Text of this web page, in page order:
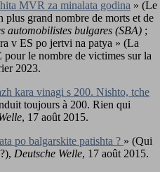
MVR za minalata godina » (Le
plus grand nombre de morts et de
automobilistes bulgares (SBA) ;
v ES po jertvi na patya » (La
pour le nombre de victimes sur la
2023.
kara vinagi s 200. Nishto, tche
toujours à 200. Rien qui
, 17 août 2015.
po balgarskite patishta ? » (Qui
Deutsche Welle, 17 août 2015.